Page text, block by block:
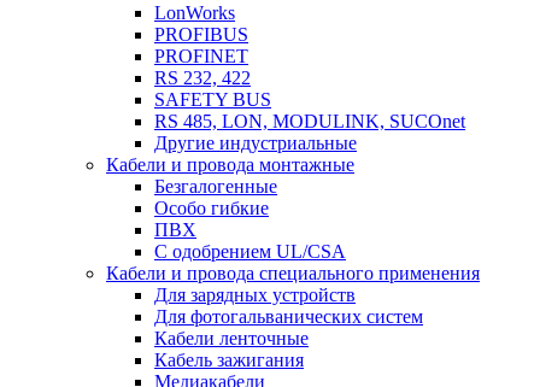
LonWorks
PROFIBUS
PROFINET
RS 232, 422
SAFETY BUS
RS 485, LON, MODULINK, SUCOnet
Другие индустриальные
Кабели и провода монтажные
Безгалогенные
Особо гибкие
ПВХ
С одобрением UL/CSA
Кабели и провода специального применения
Для зарядных устройств
Для фотогальванических систем
Кабели ленточные
Кабель зажигания
Медиакабели